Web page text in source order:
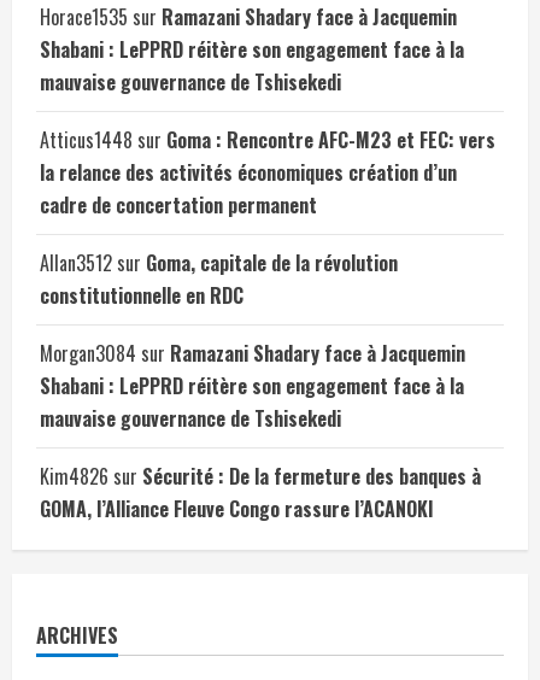
Horace1535 sur Ramazani Shadary face à Jacquemin
Shabani : LePPRD réitère son engagement face à la
mauvaise gouvernance de Tshisekedi
Atticus1448 sur Goma : Rencontre AFC-M23 et FEC: vers
la relance des activités économiques création d’un
cadre de concertation permanent
Allan3512 sur Goma, capitale de la révolution
constitutionnelle en RDC
Morgan3084 sur Ramazani Shadary face à Jacquemin
Shabani : LePPRD réitère son engagement face à la
mauvaise gouvernance de Tshisekedi
Kim4826 sur Sécurité : De la fermeture des banques à
GOMA, l’Alliance Fleuve Congo rassure l’ACANOKI
ARCHIVES